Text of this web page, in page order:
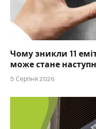
Чому зникли 11
може стане
5 Серпня 2026